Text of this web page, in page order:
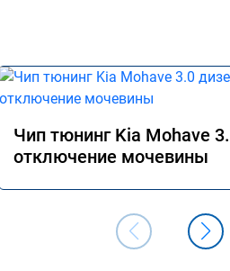
Чип тюнинг Kia Mohave
отключение мочевины